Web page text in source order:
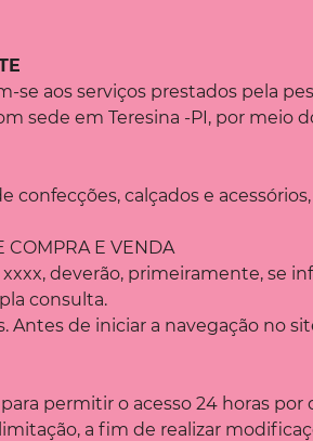
aos serviços prestados pela
sede em Teresina -PI, por meio
confecções, calçados e
COMPRA E VENDA
deverão, primeiramente, se
consulta.
de iniciar a navegação no
permitir o acesso 24 horas
a fim de realizar